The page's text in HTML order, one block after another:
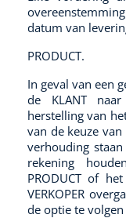
datum van
PRODUCT.
In geval van een
de KLANT
herstelling van
van de keuze
verhouding
rekening
PRODUCT of
VERKOPER
de optie te volgen